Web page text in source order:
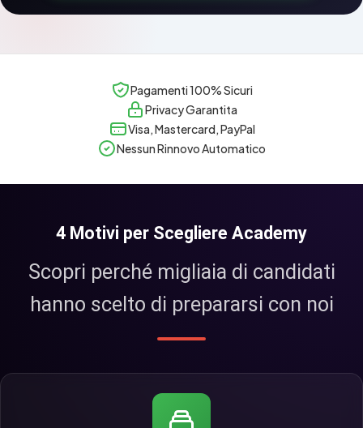
Pagamenti 100% Sicuri
Privacy Garantita
Visa, Mastercard, PayPal
Nessun Rinnovo Automatico
4 Motivi per Scegliere Academy
Scopri perché migliaia di candidati
hanno scelto di prepararsi con noi